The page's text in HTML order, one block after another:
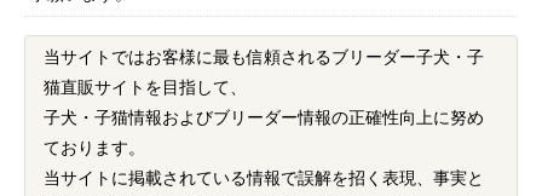
当サイトではお客様に最も信頼されるブリーダー子犬・子
猫直販サイトを目指して、
子犬・子猫情報およびブリーダー情報の正確性向上に努め
ております。
当サイトに掲載されている情報で誤解を招く表現、事実と